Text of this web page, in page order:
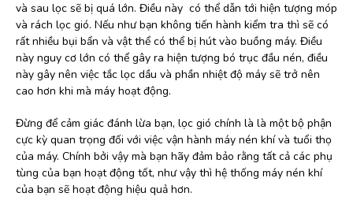
và sau lọc sẽ bị quá lớn. Điều này có thể dẫn tới hiện tượng móp
và rách lọc gió. Nếu như bạn không tiến hành kiểm tra thì sẽ có
rất nhiều bụi bẩn và vật thể có thể bị hút vào buồng máy. Điều
này nguy cơ lớn có thể gây ra hiện tượng bó trục đầu nén, điều
này gây nên việc tắc lọc dầu và phần nhiệt độ máy sẽ trở nên
cao hơn khi mà máy hoạt động.
Đừng để cảm giác đánh lừa bạn, lọc gió chính là là một bộ phận
cực kỳ quan trọng đối với việc vận hành máy nén khí và tuổi thọ
của máy. Chính bởi vậy mà bạn hãy đảm bảo rằng tất cả các phụ
tùng của bạn hoạt động tốt, như vậy thì hệ thống máy nén khí
của bạn sẽ hoạt động hiệu quả hơn.